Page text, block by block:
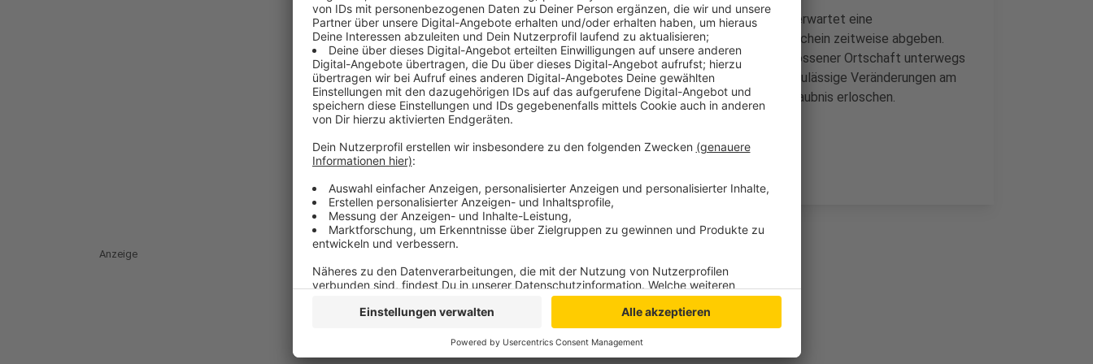
Es hagelte am vergangenen Freitag 49 Verwarngelder, 14 Fahrer erwartet eine
Ordnungswidrigkeitsanzeige und fünf Fahrer müssen ihren Führerschein zeitweise abgeben.
Trauriger Spitzenreiter war ein Fahrer, der mit 104 km/h in geschlossener Ortschaft unterwegs
war. Außerdem stellte die Polizei ein Fahrzeug sicher, bei dem unzulässige Veränderungen am
Fahrwerk vorgenommen worden waren. Damit war die Betriebserlaubnis erloschen.
Anzeige